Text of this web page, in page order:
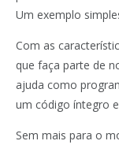
Um exemplo
Com as
que faça parte de
ajuda como
um código íntegro
Sem mais para o